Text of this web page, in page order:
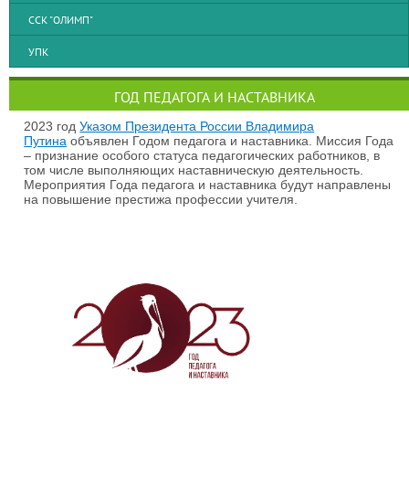
ССК "ОЛИМП"
УПК
ГОД ПЕДАГОГА И НАСТАВНИКА
2023 годУказом Президента России Владимира
Путина объявлен Годом педагога и наставника. Миссия Года
– признание особого статуса педагогических работников, в
том числе выполняющих наставническую деятельность.
Мероприятия Года педагога и наставника будут направлены
на повышение престижа профессии учителя.